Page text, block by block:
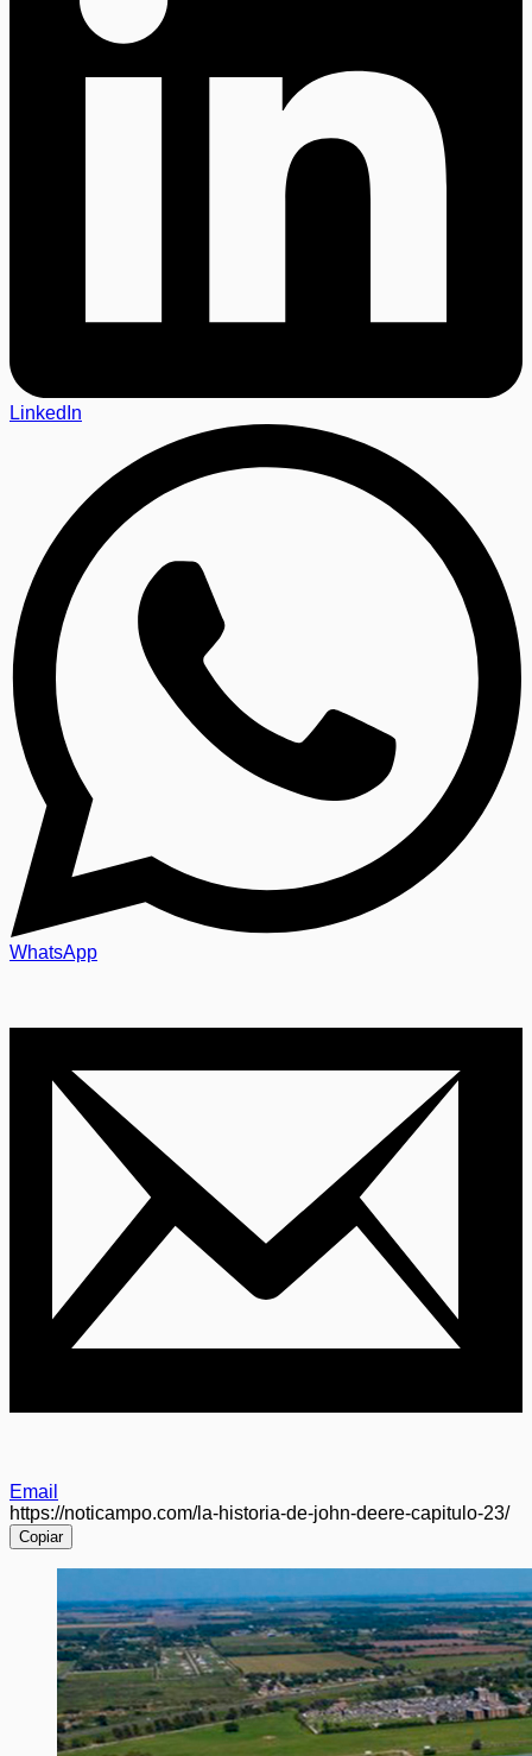
LinkedIn
WhatsApp
Email
https://noticampo.com/la-historia-de-john-deere-capitulo-23/
Copiar